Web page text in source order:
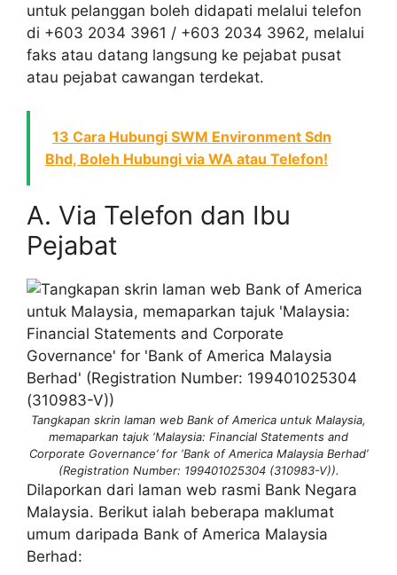
untuk pelanggan boleh didapati melalui telefon
di +603 2034 3961 / +603 2034 3962, melalui
faks atau datang langsung ke pejabat pusat
atau pejabat cawangan terdekat.
13 Cara Hubungi SWM Environment Sdn
Bhd, Boleh Hubungi via WA atau Telefon!
A. Via Telefon dan Ibu
Pejabat
Tangkapan skrin laman web Bank of America untuk Malaysia,
memaparkan tajuk ‘Malaysia: Financial Statements and
Corporate Governance’ for ‘Bank of America Malaysia Berhad’
(Registration Number: 199401025304 (310983-V)).
Dilaporkan dari laman web rasmi Bank Negara
Malaysia. Berikut ialah beberapa maklumat
umum daripada Bank of America Malaysia
Berhad: